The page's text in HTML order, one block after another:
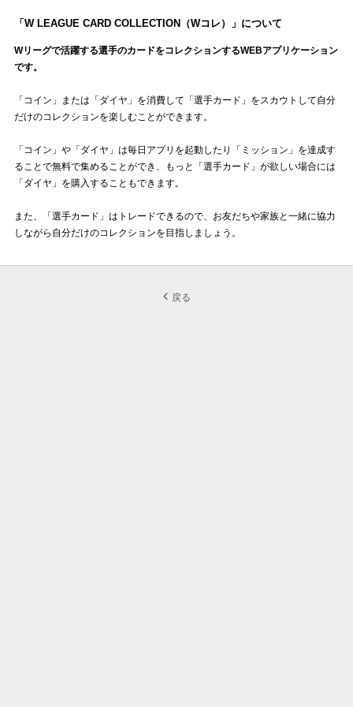
「W LEAGUE CARD COLLECTION（Wコレ）」について
Wリーグで活躍する選手のカードをコレクションするWEBアプリケーション
です。
「コイン」または「ダイヤ」を消費して「選手カード」をスカウトして自分
だけのコレクションを楽しむことができます。
「コイン」や「ダイヤ」は毎日アプリを起動したり「ミッション」を達成す
ることで無料で集めることができ、もっと「選手カード」が欲しい場合には
「ダイヤ」を購入することもできます。
また、「選手カード」はトレードできるので、お友だちや家族と一緒に協力
しながら自分だけのコレクションを目指しましょう。
戻る